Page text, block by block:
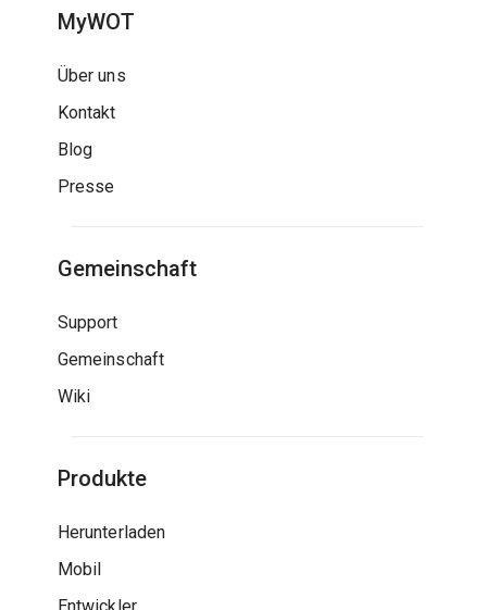
MyWOT
Über uns
Kontakt
Blog
Presse
Gemeinschaft
Support
Gemeinschaft
Wiki
Produkte
Herunterladen
Mobil